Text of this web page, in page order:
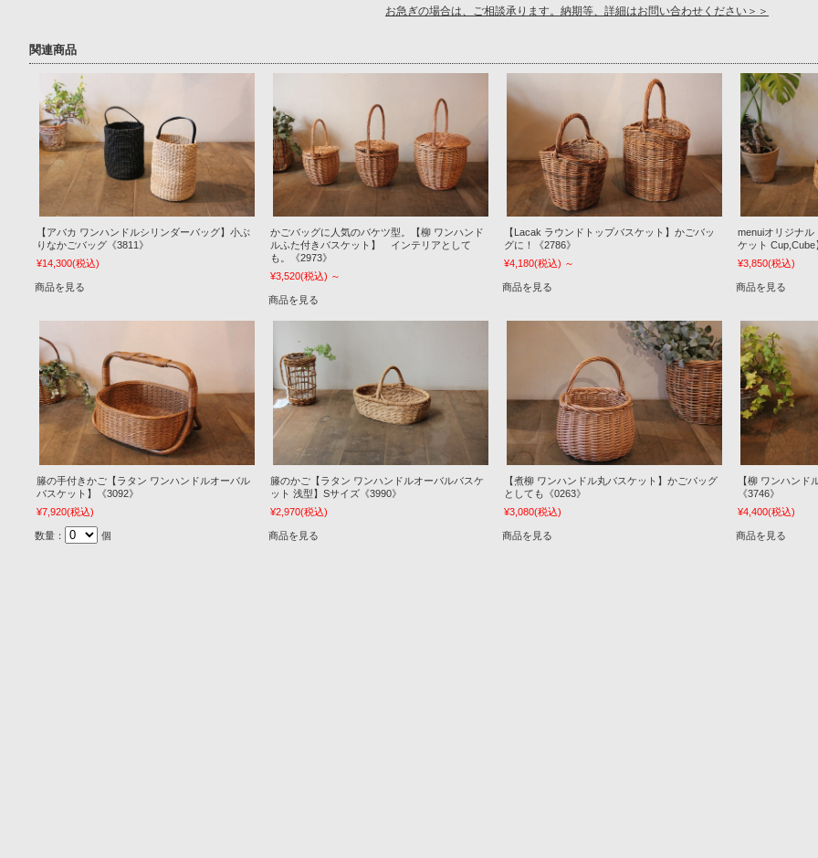
お急ぎの場合は、ご相談承ります。納期等、詳細はお問い合わせください＞＞
関連商品
【アバカ ワンハンドルシリンダーバッグ】小ぶ
りなかごバッグ《3811》
¥14,300(税込)
商品を見る
かごバッグに人気のバケツ型。【柳 ワンハンド
ルふた付きバスケット】 インテリアとして
も。《2973》
¥3,520(税込) ～
商品を見る
【Lacak ラウンドトップバスケット】かごバッ
グに！《2786》
¥4,180(税込) ～
商品を見る
menuiオリジナ
ケット
¥3,850(税込)
商品を見る
籐の手付きかご【ラタン ワンハンドルオーバル
バスケット】《3092》
¥7,920(税込)
数量： 個
籐のかご【ラタン ワンハンドルオーバルバスケ
ット 浅型】Sサイズ《3990》
¥2,970(税込)
商品を見る
【煮柳 ワンハンドル丸バスケット】かごバッグ
としても《0263》
¥3,080(税込)
商品を見る
【柳 ワンハンド
《3746》
¥4,400(税込)
商品を見る